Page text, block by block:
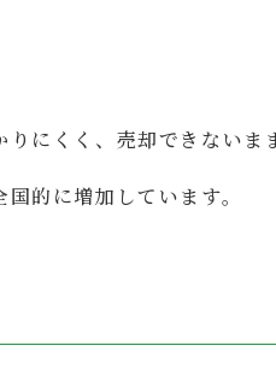
にくく、売却できない
的に増加しています。